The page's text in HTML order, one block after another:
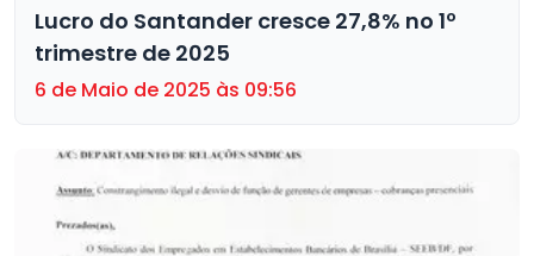
Lucro do Santander cresce 27,8% no 1º
trimestre de 2025
6 de Maio de 2025 às 09:56